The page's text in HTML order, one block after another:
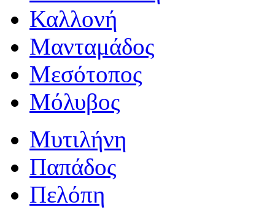
Καλλονή
Μανταμάδος
Μεσότοπος
Μόλυβος
Μυτιλήνη
Παπάδος
Πελόπη